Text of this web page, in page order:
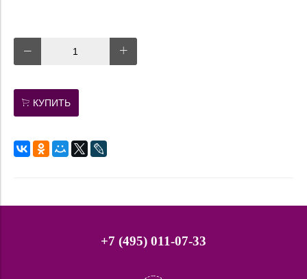
КУПИТЬ
+7 (495) 011-07-33